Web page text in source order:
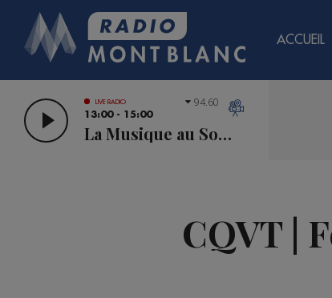
ACCUEIL
LIVE RADIO
13:00 - 15:00
La Musique au Sommet
94.60
CQVT |